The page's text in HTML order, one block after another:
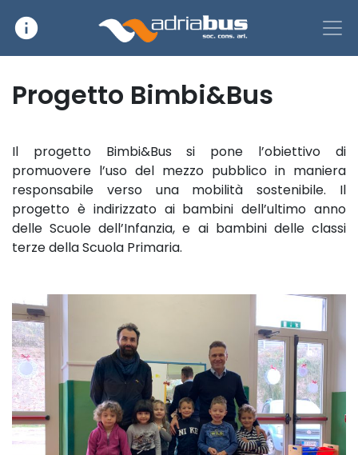
Main Navigation
info
Progetto Bimbi&Bus
Il progetto Bimbi&Bus si pone l’obiettivo di
promuovere l’uso del mezzo pubblico in maniera
responsabile verso una mobilità sostenibile. Il
progetto è indirizzato ai bambini dell’ultimo anno
delle Scuole dell’Infanzia, e ai bambini delle classi
terze della Scuola Primaria.